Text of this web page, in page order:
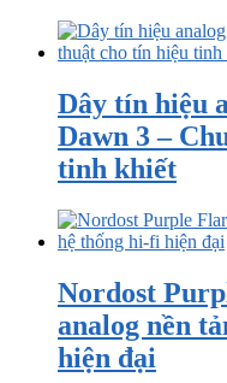
Dây tín hiệu
Dawn 3 –
tinh khiết
Nordost
analog nền
hiện đại